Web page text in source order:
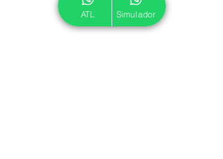
ATL Simulador